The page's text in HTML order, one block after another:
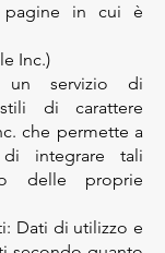
pagine in cui è
Inc.)
servizio di
di carattere
che permette a
integrare tali
delle proprie
Dati di utilizzo e